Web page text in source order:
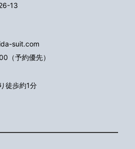
13
suit.com
（予約優先）
徒歩約1分